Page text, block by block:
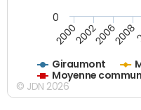
Giraumont
Moyenne
2000200220062008
0
© JDN 2026